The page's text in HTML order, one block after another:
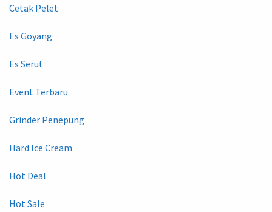
Cetak Pelet
Es Goyang
Es Serut
Event Terbaru
Grinder Penepung
Hard Ice Cream
Hot Deal
Hot Sale